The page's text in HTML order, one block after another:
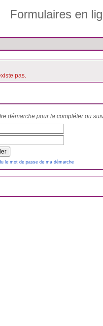
Formulaires en
pas.
démarche pour la compléter ou
le mot de passe de ma démarche